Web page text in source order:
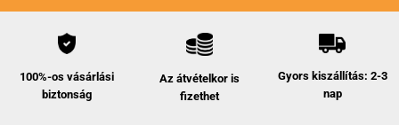
100%-os vásárlási
biztonság
Az átvételkor is
fizethet
Gyors kiszállítás: 2-3
nap